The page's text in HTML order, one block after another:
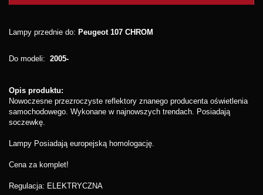
Lampy przednie do: Peugeot 107 CHROM
Do modeli: 2005-
Opis produktu:
Nowoczesne przezroczyste reflektory znanego producenta oświetlenia
samochodowego. Wykonane w najnowszych trendach. Posiadają
soczewkę.
Lampy Posiadają europejską homologację.
Cena za komplet!
Regulacja: ELEKTRYCZNA